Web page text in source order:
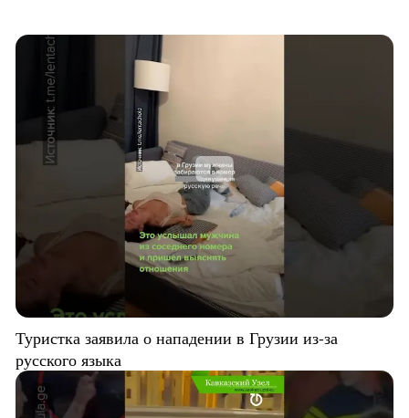
Туристка заявила о нападении в Грузии из-за
русского языка